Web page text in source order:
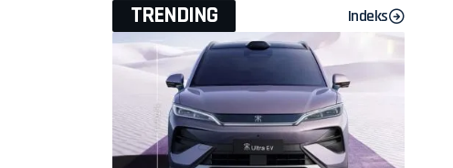
TRENDING Indeks